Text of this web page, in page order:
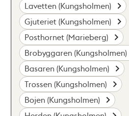
Lavetten (Kungsholmen)
Gjuteriet (Kungsholmen)
Posthornet (Marieberg)
Brobyggaren (Kungsholmen)
Basaren (Kungsholmen)
Trossen (Kungsholmen)
Bojen (Kungsholmen)